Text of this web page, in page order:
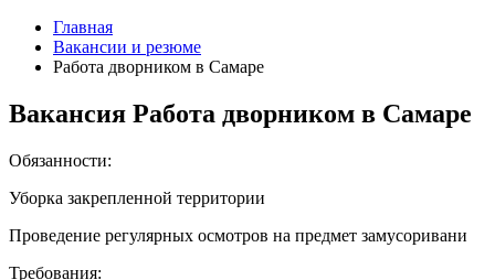
Главная
Вакансии и резюме
Работа дворником в Самаре
Вакансия Работа дворником в Самаре
Обязанности:
Уборка закрепленной территории
Проведение регулярных осмотров на предмет замусоривани
Требования: